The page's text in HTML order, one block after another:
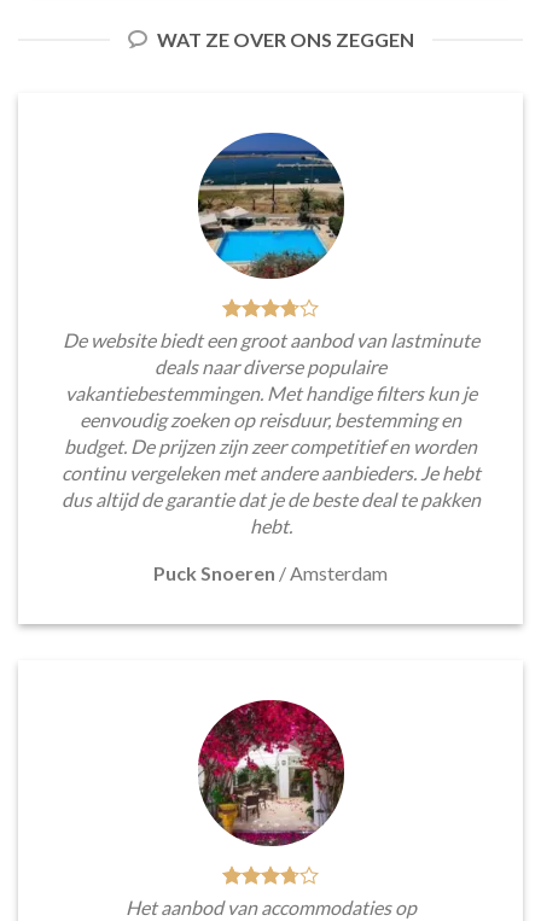
WAT ZE OVER ONS ZEGGEN
De website biedt een groot aanbod van lastminute
deals naar diverse populaire
vakantiebestemmingen. Met handige filters kun je
eenvoudig zoeken op reisduur, bestemming en
budget. De prijzen zijn zeer competitief en worden
continu vergeleken met andere aanbieders. Je hebt
dus altijd de garantie dat je de beste deal te pakken
hebt.
Puck Snoeren /Amsterdam
Het aanbod van accommodaties op